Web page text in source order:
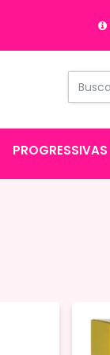
PROGRESSIVAS